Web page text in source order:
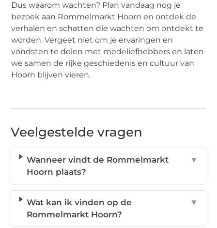
Dus waarom wachten? Plan vandaag nog je
bezoek aan Rommelmarkt Hoorn en ontdek de
verhalen en schatten die wachten om ontdekt te
worden. Vergeet niet om je ervaringen en
vondsten te delen met medeliefhebbers en laten
we samen de rijke geschiedenis en cultuur van
Hoorn blijven vieren.
Veelgestelde vragen
Wanneer vindt de Rommelmarkt
Hoorn plaats?
▼
Wat kan ik vinden op de
Rommelmarkt Hoorn?
▼